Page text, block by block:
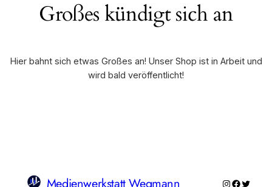
Großes kündigt sich an
Hier bahnt sich etwas Großes an! Unser Shop ist in Arbeit und
wird bald veröffentlicht!
Instagram